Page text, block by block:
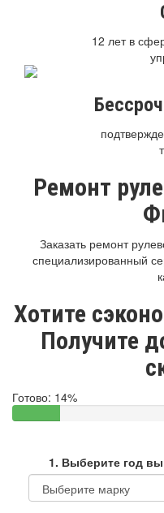
12 лет в
Ремонт
Заказать ремонт
специализированный
Хотите
Получите
Готово: 14%
1. Выберите год